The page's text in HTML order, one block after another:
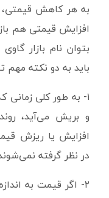
به هر کاهش قیمتی،
افزایش قیمتی هم
بتوان نام بازار
باید به دو نکته مهم
۱- به طور کلی
و بریش می‌آید،
افزایش یا ریزش
در نظر گرفته
۲- اگر قیمت به